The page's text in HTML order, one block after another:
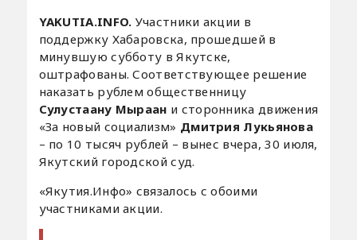
YAKUTIA.INFO. Участники акции в
поддержку Хабаровска, прошедшей в
минувшую субботу в Якутске,
оштрафованы. Соответствующее решение
наказать рублем общественницу
Сулустаану Мыраан и сторонника движения
«За новый социализм» Дмитрия Лукьянова
– по 10 тысяч рублей – вынес вчера, 30 июля,
Якутский городской суд.
«Якутия.Инфо» связалось с обоими
участниками акции.